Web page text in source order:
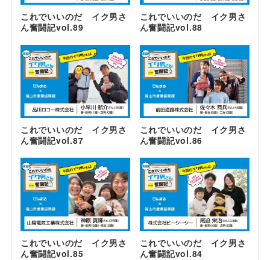
これでいいのだ イク男さ
ん奮闘記vol.89
これでいいのだ イク男さ
ん奮闘記vol.88
これでいいのだ イク男さ
ん奮闘記vol.87
これでいいのだ イク男さ
ん奮闘記vol.86
これでいいのだ イク男さ
ん奮闘記vol.85
これでいいのだ イク男さ
ん奮闘記vol.84